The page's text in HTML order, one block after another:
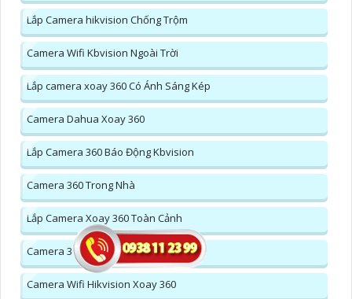
Lắp Camera hikvision Chống Trộm
Camera Wifi Kbvision Ngoài Trời
Lắp camera xoay 360 Có Ánh Sáng Kép
Camera Dahua Xoay 360
Lắp Camera 360 Báo Động Kbvision
Camera 360 Trong Nhà
Lắp Camera Xoay 360 Toàn Cảnh
Camera 360 Ezviz Ngoài Trời
Camera Wifi Hikvision Xoay 360